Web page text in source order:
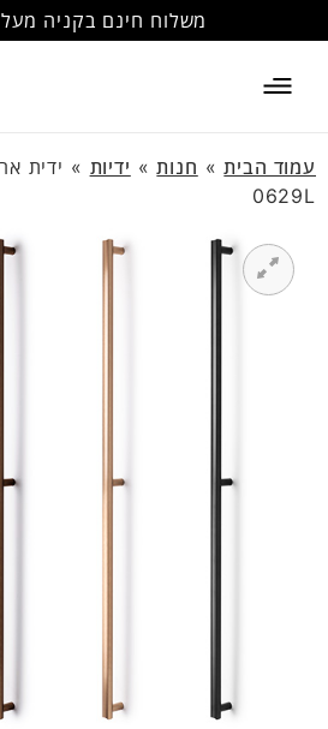
משלוח חינם בקניה מעל
עמוד הבית» חנות» ידיות »
0629L